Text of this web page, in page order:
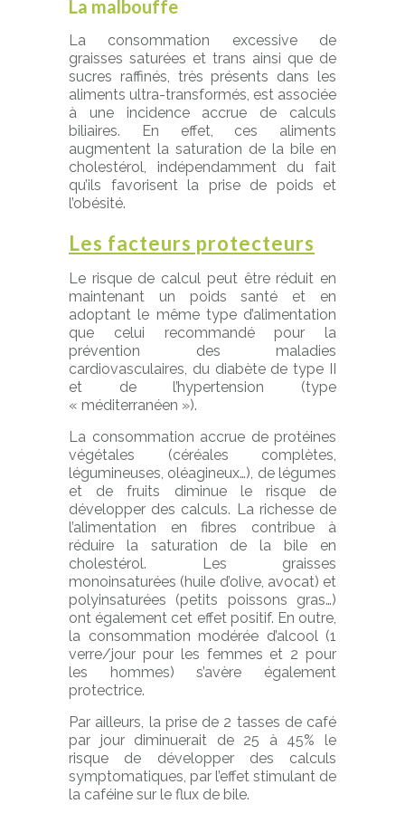
La malbouffe
La consommation excessive de
graisses saturées et trans ainsi que de
sucres raffinés, très présents dans les
aliments ultra-transformés, est associée
à une incidence accrue de calculs
biliaires. En effet, ces aliments
augmentent la saturation de la bile en
cholestérol, indépendamment du fait
qu’ils favorisent la prise de poids et
l’obésité.
Les facteurs protecteurs
Le risque de calcul peut être réduit en
maintenant un poids santé et en
adoptant le même type d’alimentation
que celui recommandé pour la
prévention des maladies
cardiovasculaires, du diabète de type II
et de l’hypertension (type
« méditerranéen »).
La consommation accrue de protéines
végétales (céréales complètes,
légumineuses, oléagineux…), de légumes
et de fruits diminue le risque de
développer des calculs. La richesse de
l’alimentation en fibres contribue à
réduire la saturation de la bile en
cholestérol. Les graisses
monoinsaturées (huile d’olive, avocat) et
polyinsaturées (petits poissons gras…)
ont également cet effet positif. En outre,
la consommation modérée d’alcool (1
verre/jour pour les femmes et 2 pour
les hommes) s’avère également
protectrice.
Par ailleurs, la prise de 2 tasses de café
par jour diminuerait de 25 à 45% le
risque de développer des calculs
symptomatiques, par l’effet stimulant de
la caféine sur le flux de bile.